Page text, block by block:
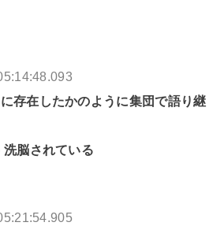
存在したかのように集団で語り継
洗脳されている